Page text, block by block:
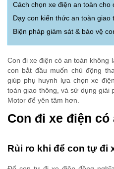
Cách chọn xe điện an toàn cho
Dạy con kiến thức an toàn giao
Biện pháp giám sát & bảo vệ
Con đi xe điện có an toàn không
con bắt đầu muốn chủ động
giúp phụ huynh lựa chọn xe
toàn giao thông, và sử dụng giải
Motor để yên tâm hơn.
Con đi xe điện
Rủi ro khi để con tự đi